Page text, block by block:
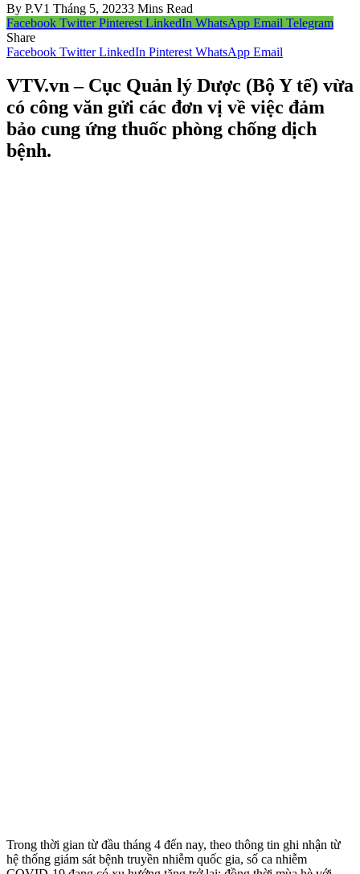
By P.V1 Tháng 5, 20233 Mins Read
Facebook Twitter Pinterest LinkedIn WhatsApp Email Telegram
Share
Facebook Twitter LinkedIn Pinterest WhatsApp Email
VTV.vn – Cục Quản lý Dược (Bộ Y tế) vừa
có công văn gửi các đơn vị về việc đảm
bảo cung ứng thuốc phòng chống dịch
bệnh.
Trong thời gian từ đầu tháng 4 đến nay, theo thông tin ghi nhận từ
hệ thống giám sát bệnh truyền nhiễm quốc gia, số ca nhiễm